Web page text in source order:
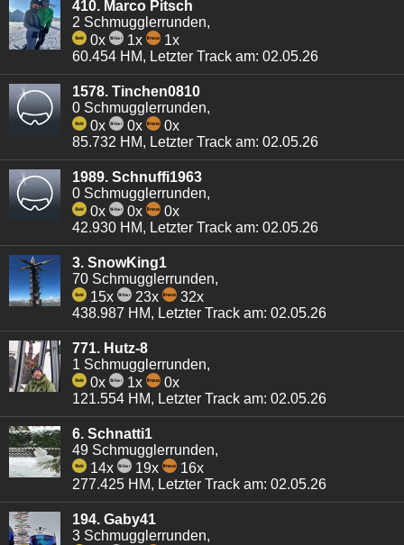
410. Marco Pitsch
2 Schmugglerrunden,
0x
1x
1x
60.454 HM, Letzter Track am: 02.05.26
1578. Tinchen0810
0 Schmugglerrunden,
0x
0x
0x
85.732 HM, Letzter Track am: 02.05.26
1989. Schnuffi1963
0 Schmugglerrunden,
0x
0x
0x
42.930 HM, Letzter Track am: 02.05.26
3. SnowKing1
70 Schmugglerrunden,
15x
23x
32x
438.987 HM, Letzter Track am: 02.05.26
771. Hutz-8
1 Schmugglerrunden,
0x
1x
0x
121.554 HM, Letzter Track am: 02.05.26
6. Schnatti1
49 Schmugglerrunden,
14x
19x
16x
277.425 HM, Letzter Track am: 02.05.26
194. Gaby41
3 Schmugglerrunden,